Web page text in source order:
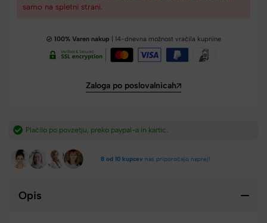
samo na spletni strani.
100% Varen nakup | 14-dnevna možnost vračila kupnine
Zaloga po poslovalnicah
Hitra dostava iz Slovenije v 2-4 dneh.​
8 od 10 kupcev nas priporočajo naprej!
Opis